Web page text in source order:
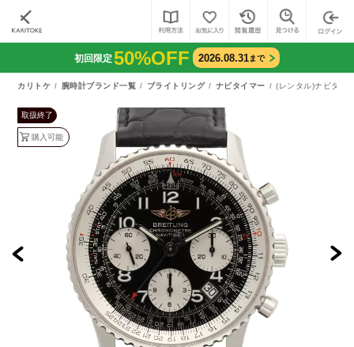
初回限定50%OFF 2026.08.31まで
カリトケ 腕時計ブランド一覧 ブライトリング ナビタイマー (レンタル)ナビタイ
取扱終了
購入可能